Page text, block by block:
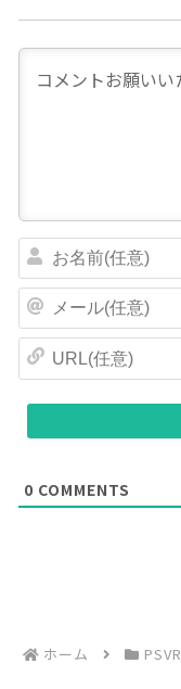
0 COMMENTS
ホーム PSVR